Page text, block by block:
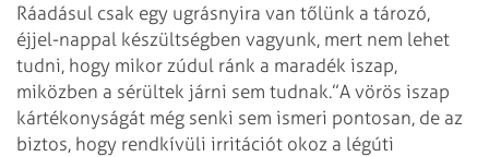
Ráadásul csak egy ugrásnyira van tőlünk a tározó,
éjjel-nappal készültségben vagyunk, mert nem lehet
tudni, hogy mikor zúdul ránk a maradék iszap,
miközben a sérültek járni sem tudnak.”A vörös iszap
kártékonyságát még senki sem ismeri pontosan, de az
biztos, hogy rendkívüli irritációt okoz a légúti